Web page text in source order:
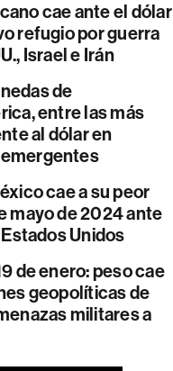
cae ante el dólar
refugio por guerra
Israel e Irán
de
entre las más
al dólar en
cae a su peor
mayo de 2024 ante
Unidos
de enero: peso cae
geopolíticas de
militares a